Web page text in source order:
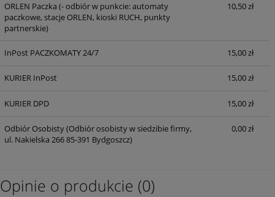
ORLEN Paczka (- odbiór w punkcie: automaty
paczkowe, stacje ORLEN, kioski RUCH, punkty
partnerskie)
10,50 zł
InPost PACZKOMATY 24/7 15,00 zł
KURIER InPost 15,00 zł
KURIER DPD 15,00 zł
Odbiór Osobisty(Odbiór osobisty w siedzibie firmy,
ul. Nakielska 266 85-391 Bydgoszcz)
0,00 zł
Opinie o produkcie (0)